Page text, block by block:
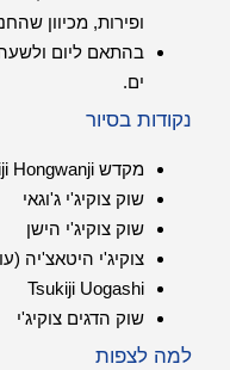
ופירות, מכיוון
בהתאם ליום
ים.
נקודות בסיור
מקדש Tsukiji Hongwanji (עוברים ליד)
שוק צוקיג'י ג'וגאי
שוק צוקיג'י הישן
צוקיג'י היטאצ'יה
Tsukiji Uogashi
שוק הדגים צוקיג'י
למה לצפות